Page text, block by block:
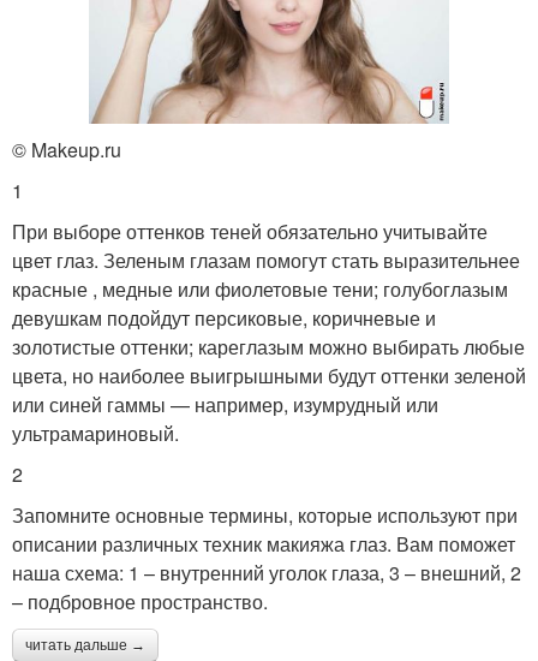
© Makeup.ru
1
При выборе оттенков теней обязательно учитывайте
цвет глаз. Зеленым глазам помогут стать выразительнее
красные , медные или фиолетовые тени; голубоглазым
девушкам подойдут персиковые, коричневые и
золотистые оттенки; кареглазым можно выбирать любые
цвета, но наиболее выигрышными будут оттенки зеленой
или синей гаммы — например, изумрудный или
ультрамариновый.
2
Запомните основные термины, которые используют при
описании различных техник макияжа глаз. Вам поможет
наша схема: 1 – внутренний уголок глаза, 3 – внешний, 2
– подбровное пространство.
читать дальше →